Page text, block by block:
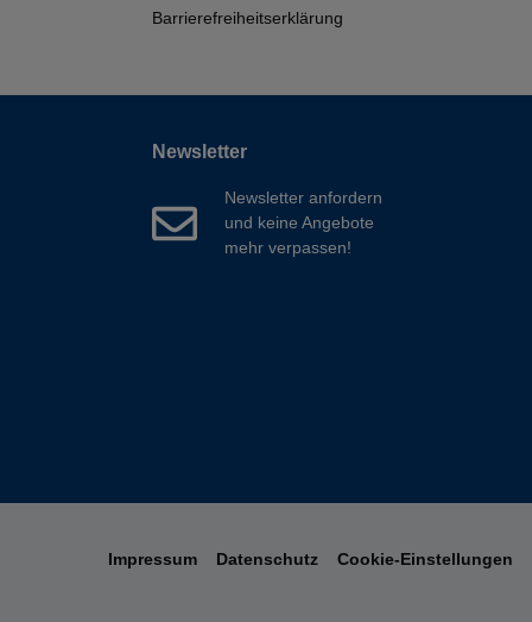
Barrierefreiheitserklärung
Newsletter
Newsletter anfordern
und keine Angebote
mehr verpassen!
Impressum Datenschutz Cookie-Einstellungen